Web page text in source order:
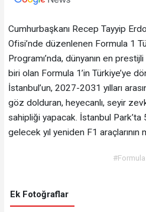
Cumhurbaşkanı Recep Tayyip
Ofisi’nde düzenlenen Formula 1
Programı’nda, dünyanın en
biri olan Formula 1’in Türkiye’ye
İstanbul’un, 2027-2031 yılları
göz dolduran, heyecanlı, seyir
sahipliği yapacak. İstanbul
gelecek yıl yeniden F1
#Formula
Ek Fotoğraflar